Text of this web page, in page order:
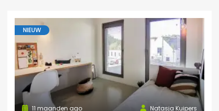
NIEUW
Natasja Kuipers
11 maanden ago